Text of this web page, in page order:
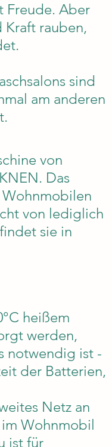
Freude. Aber
rauben,
sind
am anderen
von
Das
von lediglich
sie in
heißem
werden,
notwendig ist -
der Batterien,
Netz an
Wohnmobil
ist für